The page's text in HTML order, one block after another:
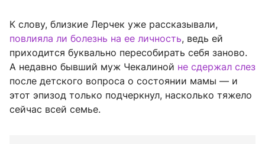
К слову, близкие Лерчек уже рассказывали,
повлияла ли болезнь на ее личность, ведь ей
приходится буквально пересобирать себя заново.
А недавно бывший муж Чекалиной не сдержал слез
после детского вопроса о состоянии мамы — и
этот эпизод только подчеркнул, насколько тяжело
сейчас всей семье.